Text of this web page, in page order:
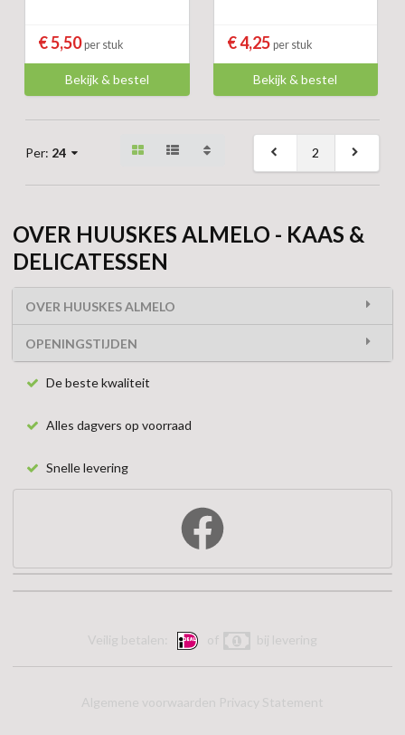
€ 5,50per stuk
Bekijk & bestel
€ 4,25 per stuk
Bekijk & bestel
Per: 24 2
OVER HUUSKES ALMELO - KAAS &
DELICATESSEN
OVER HUUSKES ALMELO
OPENINGSTIJDEN
De beste kwaliteit
Alles dagvers op voorraad
Snelle levering
Veilig betalen: of bij levering
Algemene voorwaarden Privacy Statement